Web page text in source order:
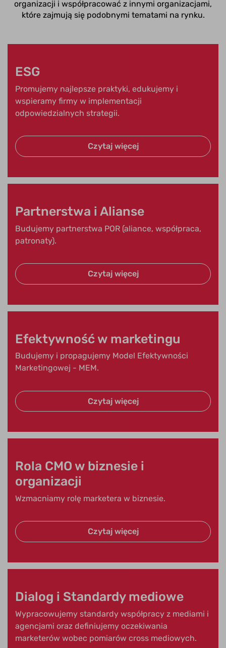
organizacji i współpracować z innymi organizacjami,
które zajmują się podobnymi tematami na rynku.
ESG
Promujemy najlepsze praktyki, edukujemy i
wspieramy firmy w implementacji
odpowiedzialnych strategii.
Czytaj więcej
Partnerstwa i Alianse
Budujemy partnerstwa POR (aliance, współpraca,
patronaty).
Czytaj więcej
Efektywność w marketingu
Budujemy i propagujemy Model Efektywności
Marketingowej - MEM.
Czytaj więcej
Rola CMO w biznesie i
organizacji
Wzmacniamy rolę marketera w biznesie.
Czytaj więcej
Dialog i Standardy mediowe
Wypracowujemy standardy współpracy z mediami i
agencjami oraz definiujemy oczekiwania
marketerów wobec pomiarów cross mediowych.